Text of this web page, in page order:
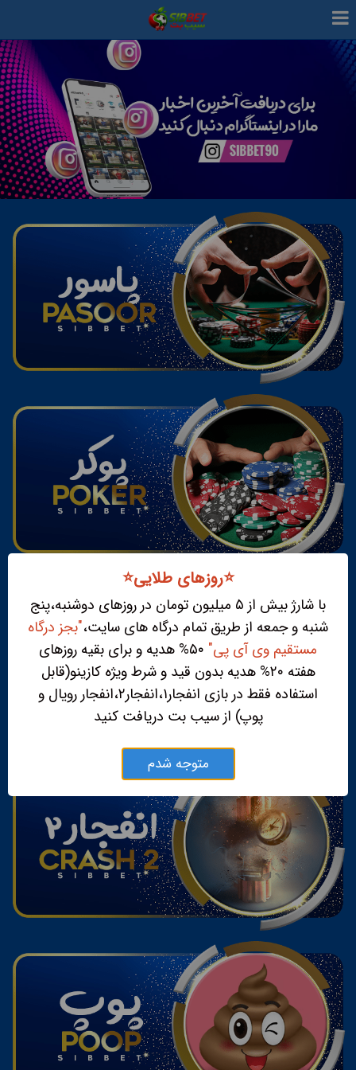
⭐️روزهای طلایی⭐️
با شارژ بیش از ۵ میلیون تومان در روزهای دوشنبه،پنج
شنبه و جمعه از طریق تمام درگاه های سایت،"بجز درگاه
مستقیم وی آی پی"
۵۰% هدیه و برای بقیه روزهای
هفته ۲۰% هدیه بدون قید و شرط ویژه کازینو(قابل
استفاده فقط در بازی انفجار۱،انفجار۲،انفجار رویال و
پوپ) از سیب بت دریافت کنید
متوجه شدم